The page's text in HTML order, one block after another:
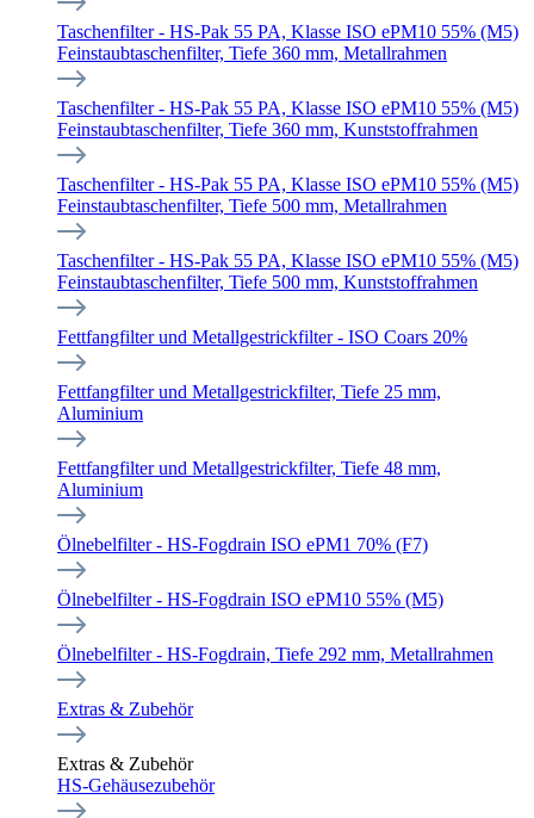
Taschenfilter - HS-Pak 55 PA, Klasse ISO ePM10 55% (M5)
Feinstaubtaschenfilter, Tiefe 360 mm, Metallrahmen
Taschenfilter - HS-Pak 55 PA, Klasse ISO ePM10 55% (M5)
Feinstaubtaschenfilter, Tiefe 360 mm, Kunststoffrahmen
Taschenfilter - HS-Pak 55 PA, Klasse ISO ePM10 55% (M5)
Feinstaubtaschenfilter, Tiefe 500 mm, Metallrahmen
Taschenfilter - HS-Pak 55 PA, Klasse ISO ePM10 55% (M5)
Feinstaubtaschenfilter, Tiefe 500 mm, Kunststoffrahmen
Fettfangfilter und Metallgestrickfilter - ISO Coars 20%
Fettfangfilter und Metallgestrickfilter, Tiefe 25 mm,
Aluminium
Fettfangfilter und Metallgestrickfilter, Tiefe 48 mm,
Aluminium
Ölnebelfilter - HS-Fogdrain ISO ePM1 70% (F7)
Ölnebelfilter - HS-Fogdrain ISO ePM10 55% (M5)
Ölnebelfilter - HS-Fogdrain, Tiefe 292 mm, Metallrahmen
Extras & Zubehör
Extras & Zubehör
HS-Gehäusezubehör